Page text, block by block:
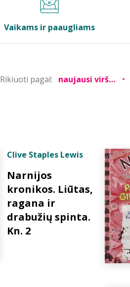
Vaikams ir paaugliams
Rikiuoti pagal:
Clive Staples Lewis
Narnijos
kronikos. Liūtas,
ragana ir
drabužių spinta.
Kn. 2